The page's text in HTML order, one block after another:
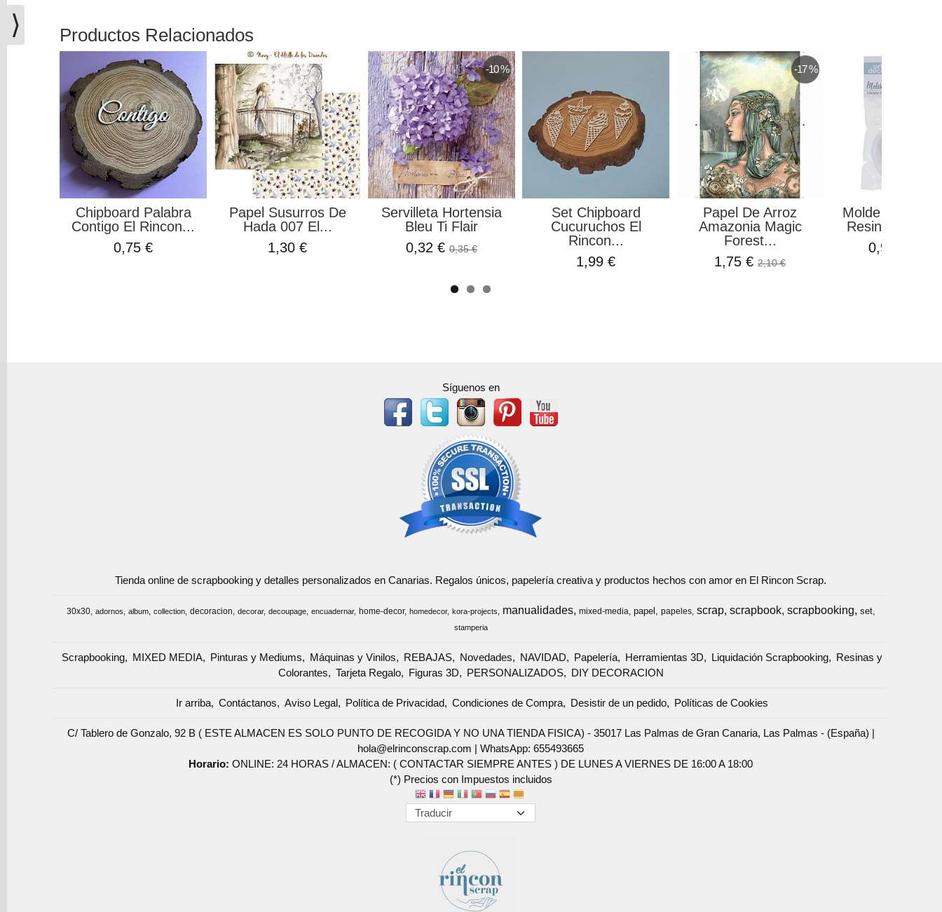
vacío
Redes
Sociales
Instagram
Facebook
Productos Relacionados
Chipboard Palabra
Contigo El Rincon...
0,75 €
Papel Susurros De
Hada 007 El...
1,30 €
-10 %
Servilleta Hortensia
Bleu Ti Flair
0,32 €0,35 €
Set Chipboard
Cucuruchos El
Rincon...
1,99 €
-17 %
Papel De Arroz
Amazonia Magic
Forest...
1,75 €2,10 €
Molde Silicona
Resina
0,94 €
Síguenos en
Tienda online de scrapbooking y detalles personalizados en Canarias. Regalos únicos, papelería creativa y productos hechos con amor en El Rincon Scrap.
30x30 adornos album collection decoracion decorar decoupage encuadernar home-decor homedecor kora-projects manualidades mixed-media papel papeles scrap scrapbook scrapbooking set
stamperia
Scrapbooking MIXED MEDIA Pinturas y Mediums Máquinas y Vinilos REBAJAS Novedades NAVIDAD Papelería Herramientas 3D Liquidación Scrapbooking
Resinas y
Colorantes
Tarjeta Regalo Figuras 3D PERSONALIZADOS DIY DECORACION
Ir arriba Contáctanos Aviso Legal Política de Privacidad Condiciones de Compra Desistir de un pedido Políticas de Cookies
C/ Tablero de Gonzalo, 92 B ( ESTE ALMACEN ES SOLO PUNTO DE RECOGIDA Y NO UNA TIENDA FISICA) - 35017 Las Palmas de Gran Canaria, Las Palmas - (España) |
hola@elrinconscrap.com |WhatsApp: 655493665
Horario:ONLINE: 24 HORAS / ALMACEN: ( CONTACTAR SIEMPRE ANTES ) DE LUNES A VIERNES DE 16:00 A 18:00
(*) Precios con Impuestos incluidos
⟩